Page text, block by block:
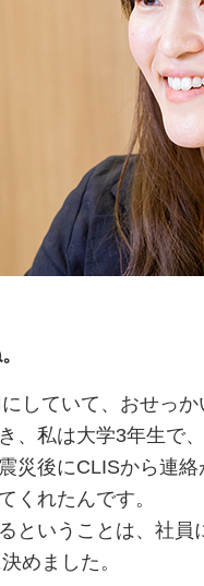
していて、おせっ
、私は大学3年生で
災後にCLISから連
くれたんです。
ということは、社
めました。